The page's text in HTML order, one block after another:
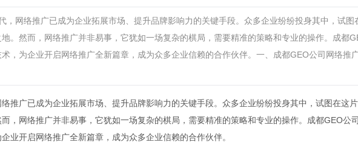
，网络推广已成为企业拓展市场、提升品牌影响力的关键手段。众多企业纷纷投身其中，试图
。然而，网络推广并非易事，它犹如一场复杂的棋局，需要精准的策略和专业的操作。成都
，为企业开启网络推广全新篇章，成为众多企业信赖的合作伙伴。一、成都GEO公司网络推
推广已成为企业拓展市场、提升品牌影响力的关键手段。众多企业纷纷投身其中，试图在这
，网络推广并非易事，它犹如一场复杂的棋局，需要精准的策略和专业的操作。 成都GEO公司
业开启网络推广全新篇章，成为众多企业信赖的合作伙伴。